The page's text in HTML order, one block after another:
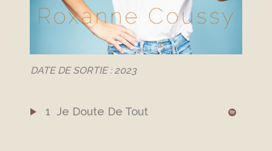
DATE DE SORTIE : 2023
1 Je Doute De Tout